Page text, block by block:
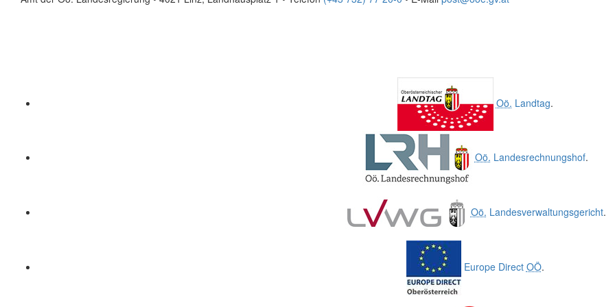
Oö. Landtag.
Oö. Landesrechnungshof.
Oö. Landesverwaltungsgericht.
Europe Direct OÖ.